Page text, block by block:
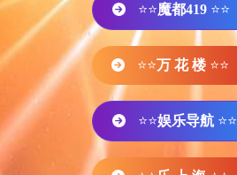
⭐⭐魔都419 ⭐⭐
⭐⭐万 花 楼 ⭐⭐
⭐⭐娱乐导航 ⭐⭐